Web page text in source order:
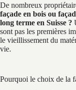
De nombreux
façade en bois ou
long terme en Suisse ?
sont pas les premières
le vieillissement du
vie.
Pourquoi le choix de la